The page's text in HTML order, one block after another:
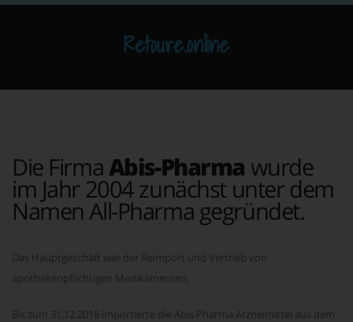
Retoure.online
Die Firma Abis-Pharma wurde
im Jahr 2004 zunächst unter dem
Namen All-Pharma gegründet.
Das Hauptgeschäft war der Reimport und Vertrieb von
apothekenpflichtigen Medikamenten.
Bis zum 31.12.2018 importierte die Abis Pharma Arzneimittel aus dem